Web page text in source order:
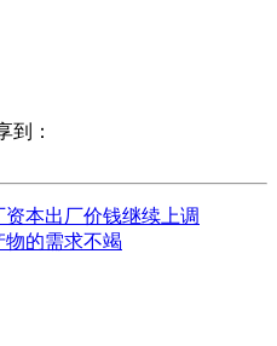
到：
本出厂价钱继续上调
的需求不竭